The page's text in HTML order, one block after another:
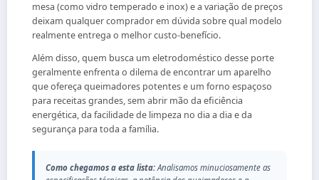
mesa (como vidro temperado e inox) e a variação de preços
deixam qualquer comprador em dúvida sobre qual modelo
realmente entrega o melhor custo-benefício.
Além disso, quem busca um eletrodoméstico desse porte
geralmente enfrenta o dilema de encontrar um aparelho
que ofereça queimadores potentes e um forno espaçoso
para receitas grandes, sem abrir mão da eficiência
energética, da facilidade de limpeza no dia a dia e da
segurança para toda a família.
Como chegamos a esta lista:Analisamos minuciosamente as